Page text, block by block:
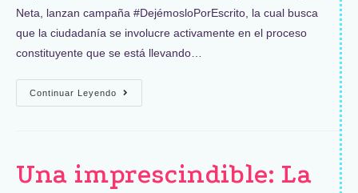
Neta, lanzan campaña #DejémosloPorEscrito, la cual busca
que la ciudadanía se involucre activamente en el proceso
constituyente que se está llevando…
Continuar Leyendo
Una imprescindible: La